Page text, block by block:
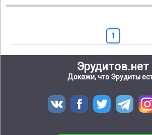
1
Эрудитов.нет
Докажи, что Эрудиты